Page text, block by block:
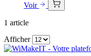
Voir
1 article
Afficher